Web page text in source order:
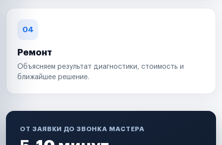
04
Ремонт
Объясняем результат диагностики, стоимость и
ближайшее решение.
ОТ ЗАЯВКИ ДО ЗВОНКА МАСТЕРА